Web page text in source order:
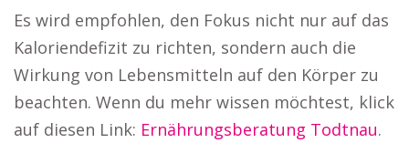
Es wird empfohlen, den Fokus nicht nur auf das
Kaloriendefizit zu richten, sondern auch die
Wirkung von Lebensmitteln auf den Körper zu
beachten. Wenn du mehr wissen möchtest, klick
auf diesen Link: Ernährungsberatung Todtnau.